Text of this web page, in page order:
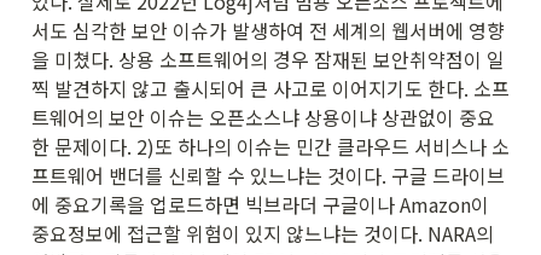
서도 심각한 보안 이슈가 발생하여 전 세계의 웹서버에 영향
을 미쳤다. 상용 소프트웨어의 경우 잠재된 보안취약점이 일
찍 발견하지 않고 출시되어 큰 사고로 이어지기도 한다. 소프
트웨어의 보안 이슈는 오픈소스냐 상용이냐 상관없이 중요
한 문제이다. 2)또 하나의 이슈는 민간 클라우드 서비스나 소
프트웨어 밴더를 신뢰할 수 있느냐는 것이다. 구글 드라이브
에 중요기록을 업로드하면 빅브라더 구글이나 Amazon이
중요정보에 접근할 위험이 있지 않느냐는 것이다. NARA의